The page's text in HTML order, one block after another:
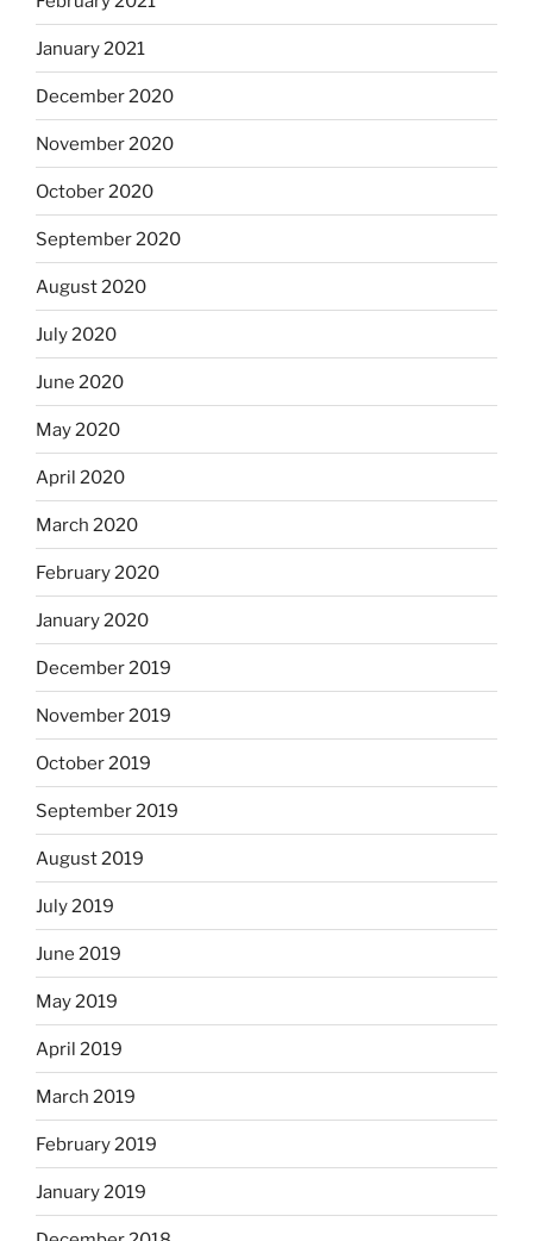
January 2021
December 2020
November 2020
October 2020
September 2020
August 2020
July 2020
June 2020
May 2020
April 2020
March 2020
February 2020
January 2020
December 2019
November 2019
October 2019
September 2019
August 2019
July 2019
June 2019
May 2019
April 2019
March 2019
February 2019
January 2019